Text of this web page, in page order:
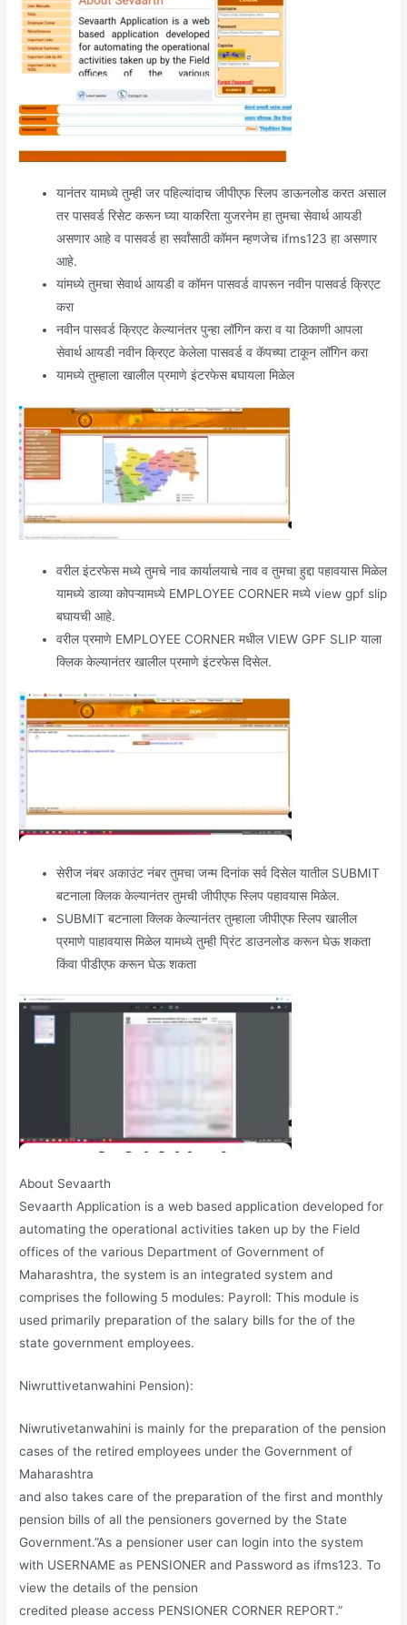
यानंतर यामध्ये तुम्ही जर पहिल्यांदाच जीपीएफ स्लिप डाऊनलोड करत असाल
तर पासवर्ड रिसेट करून घ्या याकरिता युजरनेम हा तुमचा सेवार्थ आयडी
असणार आहे व पासवर्ड हा सर्वांसाठी कॉमन म्हणजेच ifms123 हा असणार
आहे.
यांमध्ये तुमचा सेवार्थ आयडी व कॉमन पासवर्ड वापरून नवीन पासवर्ड क्रिएट
करा
नवीन पासवर्ड क्रिएट केल्यानंतर पुन्हा लॉगिन करा व या ठिकाणी आपला
सेवार्थ आयडी नवीन क्रिएट केलेला पासवर्ड व कॅपच्या टाकून लॉगिन करा
यामध्ये तुम्हाला खालील प्रमाणे इंटरफेस बघायला मिळेल
वरील इंटरफेस मध्ये तुमचे नाव कार्यालयाचे नाव व तुमचा हुद्दा पहावयास मिळेल
यामध्ये डाव्या कोपऱ्यामध्ये EMPLOYEE CORNER मध्ये view gpf slip
बघायची आहे.
वरील प्रमाणे EMPLOYEE CORNER मधील VIEW GPF SLIP याला
क्लिक केल्यानंतर खालील प्रमाणे इंटरफेस दिसेल.
सेरीज नंबर अकाउंट नंबर तुमचा जन्म दिनांक सर्व दिसेल यातील SUBMIT
बटनाला क्लिक केल्यानंतर तुमची जीपीएफ स्लिप पहावयास मिळेल.
SUBMIT बटनाला क्लिक केल्यानंतर तुम्हाला जीपीएफ स्लिप खालील
प्रमाणे पाहावयास मिळेल यामध्ये तुम्ही प्रिंट डाउनलोड करून घेऊ शकता
किंवा पीडीएफ करून घेऊ शकता
About Sevaarth
Sevaarth Application is a web based application developed for
automating the operational activities taken up by the Field
offices of the various Department of Government of
Maharashtra, the system is an integrated system and
comprises the following 5 modules: Payroll: This module is
used primarily preparation of the salary bills for the of the
state government employees.
Niwruttivetanwahini Pension):
Niwrutivetanwahini is mainly for the preparation of the pension
cases of the retired employees under the Government of
Maharashtra
and also takes care of the preparation of the first and monthly
pension bills of all the pensioners governed by the State
Government.”As a pensioner user can login into the system
with USERNAME as PENSIONER and Password as ifms123. Το
view the details of the pension
credited please access PENSIONER CORNER REPORT.”